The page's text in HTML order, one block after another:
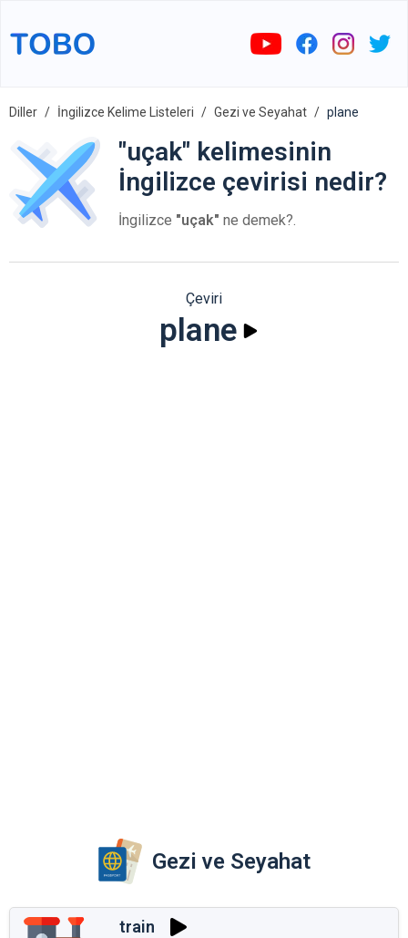
Diller İngilizce Kelime Listeleri Gezi ve Seyahat plane
"uçak" kelimesinin
İngilizce çevirisi nedir?
İngilizce "uçak" ne demek?.
Çeviri
plane
Gezi ve Seyahat
train